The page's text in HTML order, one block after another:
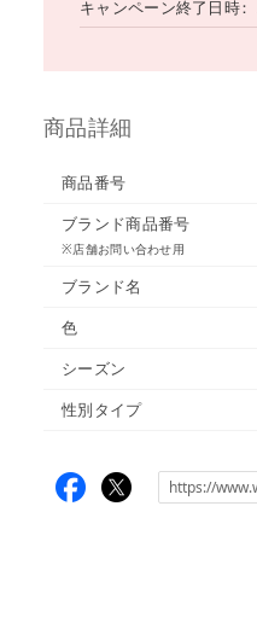
キャンペーン終了日時
商品詳細
商品番号
ブランド商品番号
※店舗お問い合わせ用
ブランド名
色
シーズン
性別タイプ